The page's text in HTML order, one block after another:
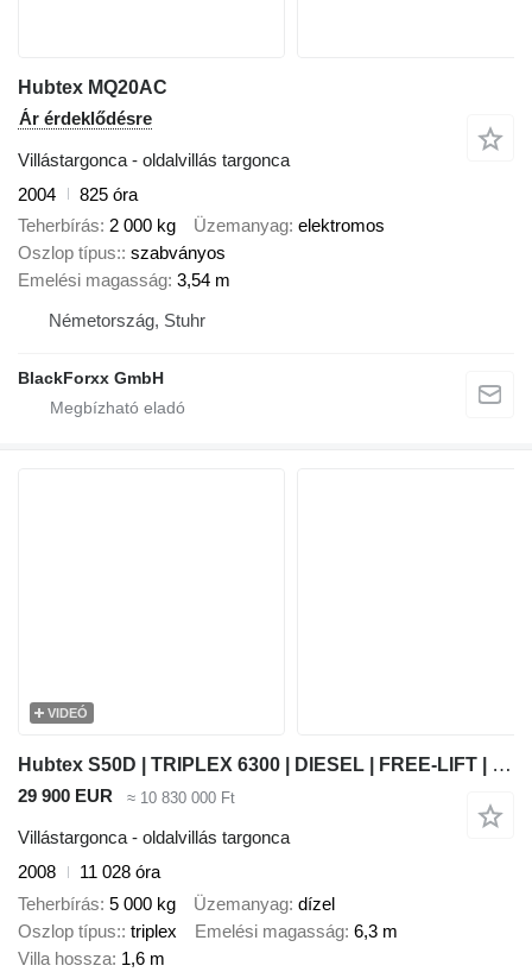
Hubtex MQ20AC
Ár érdeklődésre
Villástargonca - oldalvillás targonca
2004
825 óra
Teherbírás 2 000 kg Üzemanyag elektromos
Oszlop típus: szabványos
Emelési magasság 3,54 m
Németország, Stuhr
BlackForxx GmbH
VIDEÓ
Hubtex S50D | TRIPLEX 6300 | DIESEL | FREE-LIFT | PLATFORM 1600MM | HEI
29 900 EUR ≈ 10 830 000 Ft
Villástargonca - oldalvillás targonca
2008
11 028 óra
Teherbírás 5 000 kg Üzemanyag dízel
Oszlop típus: triplex Emelési magasság 6,3 m
Villa hossza 1,6 m